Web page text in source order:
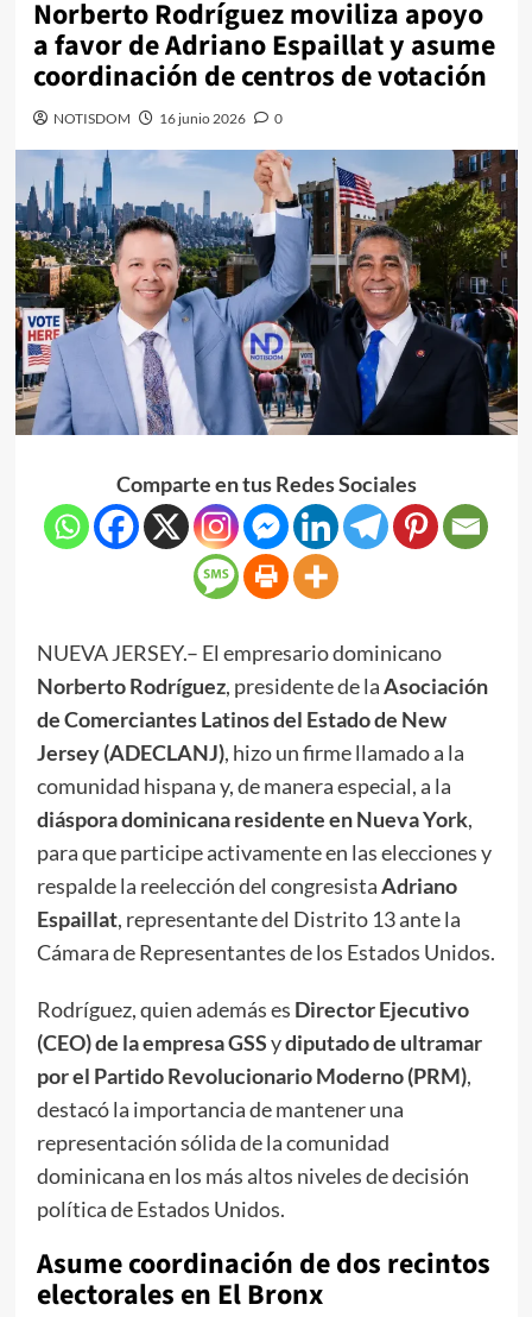
Norberto Rodríguez moviliza apoyo
a favor de Adriano Espaillat y asume
coordinación de centros de votación
NOTISDOM 16 junio 2026 0
Comparte en tus Redes Sociales
NUEVA JERSEY.– El empresario dominicano
Norberto Rodríguez, presidente de laAsociación
de Comerciantes Latinos del Estado de New
Jersey (ADECLANJ), hizo un firme llamado a la
comunidad hispana y, de manera especial, a la
diáspora dominicana residente en Nueva York,
para que participe activamente en las elecciones y
respalde la reelección del congresistaAdriano
Espaillat, representante del Distrito 13 ante la
Cámara de Representantes de los Estados Unidos.
Rodríguez, quien además es Director Ejecutivo
(CEO) de la empresa GSSydiputado de ultramar
por el Partido Revolucionario Moderno (PRM),
destacó la importancia de mantener una
representación sólida de la comunidad
dominicana en los más altos niveles de decisión
política de Estados Unidos.
Asume coordinación de dos recintos
electorales en El Bronx